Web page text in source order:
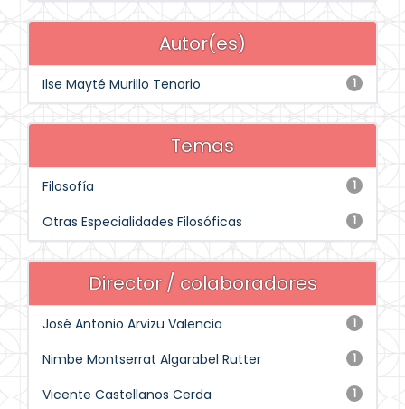
Autor(es)
1
Ilse Mayté Murillo Tenorio
Temas
1
Filosofía
1
Otras Especialidades Filosóficas
Director / colaboradores
1
José Antonio Arvizu Valencia
1
Nimbe Montserrat Algarabel Rutter
1
Vicente Castellanos Cerda